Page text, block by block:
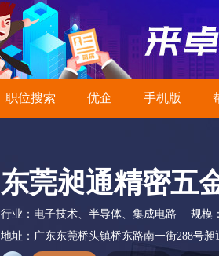
职位搜索 优企 手机版
东莞昶通精密五
行业： 电子技术、半导体、集成电路
规模
地址： 广东东莞桥头镇桥东路南一街288号昶